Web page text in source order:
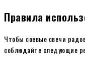
Правила
Чтобы соевые свечи
соблюдайте следующие